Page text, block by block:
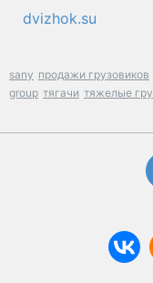
dvizhok.su
sany продажи грузовиков
group тягачи тяжелые